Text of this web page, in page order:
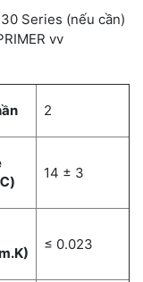
Series (nếu cần)
vv
2
14 ± 3
≤ 0.023